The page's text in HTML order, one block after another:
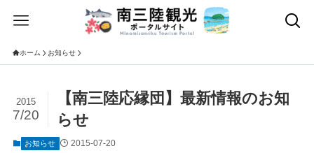
ホーム お知らせ
【南三陸応縁団】最新情報のお知
らせ
2015
7/20
お知らせ 2015-07-20